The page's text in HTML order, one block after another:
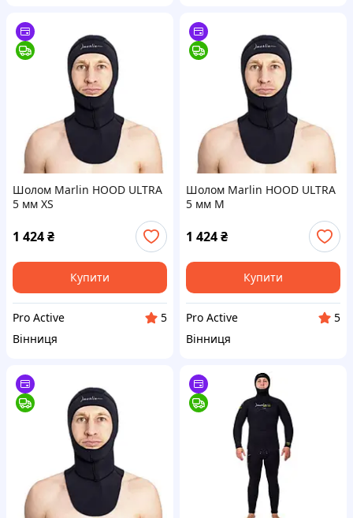
Шолом Marlin HOOD ULTRA
5 мм XS
1 424₴
Купити
Pro Active
5
Вінниця
Шолом Marlin HOOD ULTRA
5 мм M
1 424₴
Купити
Pro Active
5
Вінниця